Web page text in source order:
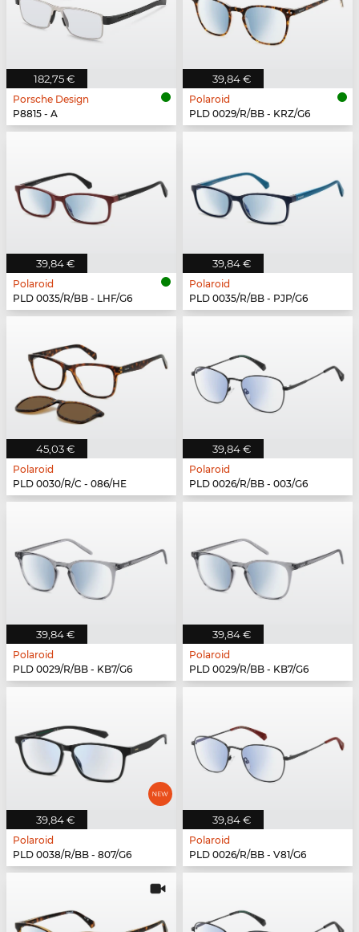
182,75 €
Porsche Design
P8815 - A
39,84 €
Polaroid
PLD 0029/R/BB - KRZ/G6
39,84 €
Polaroid
PLD 0035/R/BB - LHF/G6
39,84 €
Polaroid
PLD 0035/R/BB - PJP/G6
45,03 €
Polaroid
PLD 0030/R/C - 086/HE
39,84 €
Polaroid
PLD 0026/R/BB - 003/G6
39,84 €
Polaroid
PLD 0029/R/BB - KB7/G6
39,84 €
Polaroid
PLD 0029/R/BB - KB7/G6
39,84 €
Polaroid
PLD 0038/R/BB - 807/G6
39,84 €
Polaroid
PLD 0026/R/BB - V81/G6